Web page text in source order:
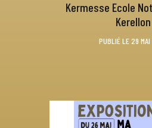
Kermesse Ecole
Kerellon
PUBLIÉ LE 29